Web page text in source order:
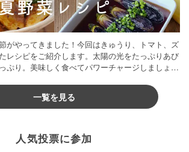
がやってきました！今回はきゅうり、トマト、ズ
レシピをご紹介します。太陽の光をたっぷりあび
ぷり。美味しく食べてパワーチャージしましょう
一覧を見る
人気投票に参加